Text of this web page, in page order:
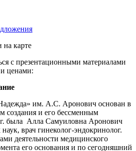
карте
с презентационными материалами
ценами:
им. А.С. Аронович основан в
создания и его бессменным
была Алла Самуиловна Аронович
врач гинеколог-эндокринолог.
деятельности медицинского
его основания и по сегодняшний